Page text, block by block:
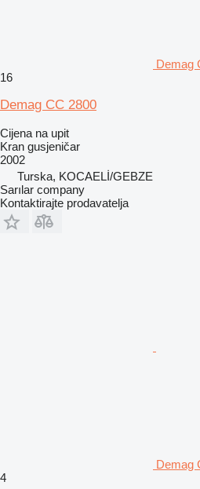
Demag
16
Demag CC 2800
Cijena na upit
Kran gusjeničar
2002
Turska, KOCAELİ/GEBZE
Sarılar company
Kontaktirajte prodavatelja
Demag
4